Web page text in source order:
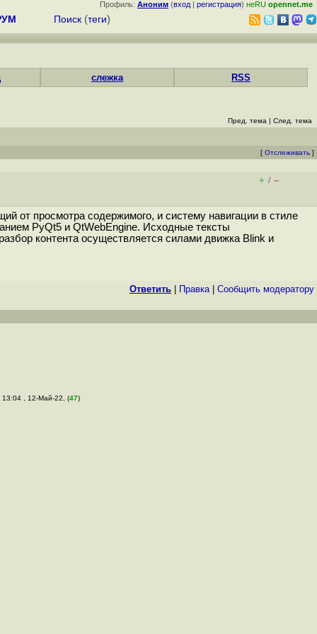
Профиль: Аноним (вход | регистрация) неRU opennet.me
Поиск (теги)
слежка RSS
Пред. тема | След. тема
[ Отслеживать ]
+ / –
от просмотра содержимого, и систему навигации в стиле
PyQt5 и QtWebEngine. Исходные тексты
контента осуществляется силами движка Blink и
Ответить Правка| Cообщить модератору
13:04 , 12-Май-22, (47)